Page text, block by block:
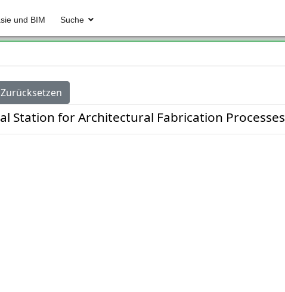
und BIM Suche
Zurücksetzen
Station for Architectural Fabrication Processes